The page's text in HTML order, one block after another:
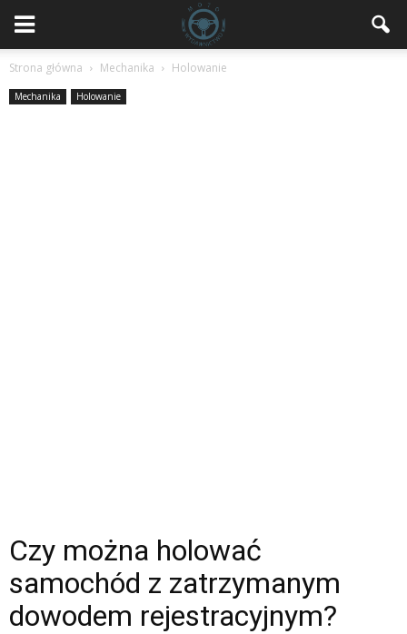
Strona główna Mechanika Holowanie
Mechanika Holowanie
Czy można holować
samochód z zatrzymanym
dowodem rejestracyjnym?